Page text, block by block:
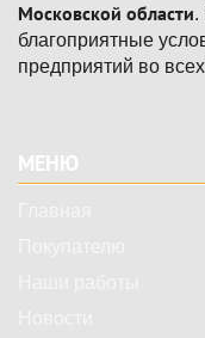
Московской области.
благоприятные
предприятий во
МЕНЮ